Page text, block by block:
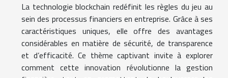
La technologie blockchain redéfinit les règles du jeu au
sein des processus financiers en entreprise. Grâce à ses
caractéristiques uniques, elle offre des avantages
considérables en matière de sécurité, de transparence
et d’efficacité. Ce thème captivant invite à explorer
comment cette innovation révolutionne la gestion